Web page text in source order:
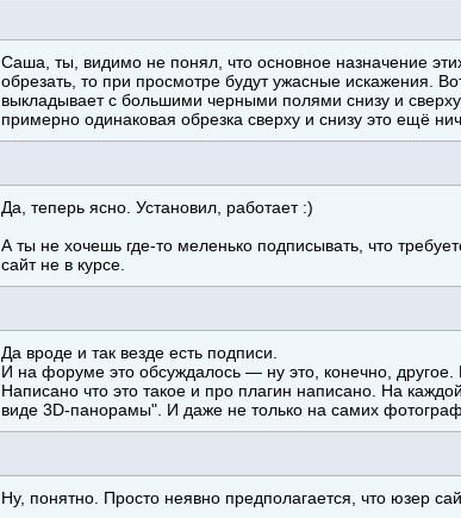
Саша, ты, видимо не понял, что основное назначение
обрезать, то при просмотре будут ужасные искажения.
выкладывает с большими черными полями снизу и
примерно одинаковая обрезка сверху и снизу это ещё
Да, теперь ясно. Установил, работает :)
А ты не хочешь где-то меленько подписывать, что
сайт не в курсе.
Да вроде и так везде есть подписи.
И на форуме это обсуждалось — ну это, конечно,
Написано что это такое и про плагин написано. На
виде 3D-панорамы". И даже не только на самих
Ну, понятно. Просто неявно предполагается, что юзер